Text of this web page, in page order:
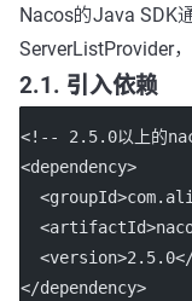
Nacos的Java SDK
ServerListProvider
2.1. 引入依赖
<!-- 2.5.0以上的
<dependency>
  <
groupId
  <
artifactId
  <
version
</dependency>